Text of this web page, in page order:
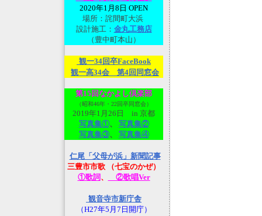
2020年1月8日 OPEN
場所：詫間町大浜
設計施工： 金丸工務店
（豊中町本山）
観一34回卒FaceBook
観一高34会 第4回同窓会
第15回なかよし倶楽部
（昭和46年・22回卒同窓会）
2019年1月26日 in 京都
写真集①、 写真集②
写真集③、 写真集④
仁尾「父母が浜」新聞記事
三豊市市歌 （七宝のかぜ）
①歌詞、 ②歌唱Ver
観音寺市新庁舎
（H27年5月7日開庁）